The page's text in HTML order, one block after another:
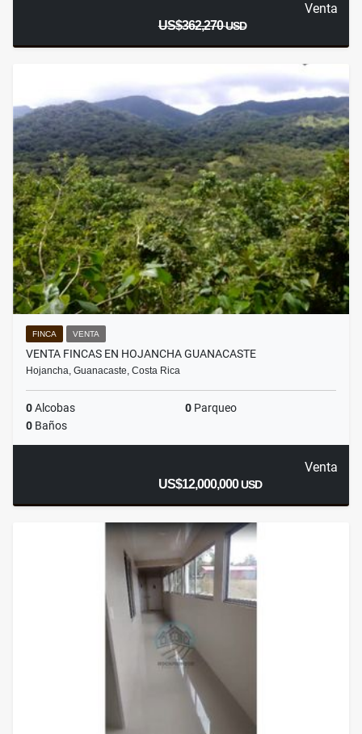
Venta
US$362,270USD
FINCA VENTA
VENTA FINCAS EN HOJANCHA GUANACASTE
Hojancha, Guanacaste, Costa Rica
0Alcobas 0 Parqueo
0 Baños
Venta
US$12,000,000USD